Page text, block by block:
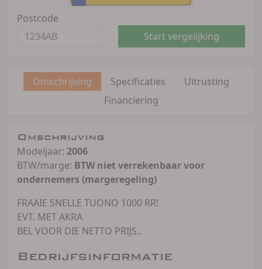
Postcode
Start vergelijking
Omschrijving Specificaties
Uitrusting
Financiering
Omschrijving
Modeljaar: 2006
BTW/marge: BTW niet verrekenbaar voor
ondernemers (margeregeling)
FRAAIE SNELLE TUONO 1000 RR!
EVT. MET AKRA
BEL VOOR DIE NETTO PRIJS..
Bedrijfsinformatie